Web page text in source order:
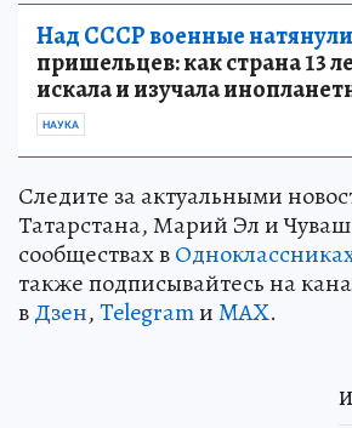
Над СССР военные натянули
пришельцев: как страна 13
искала и изучала
НАУКА
Следите за актуальными
Татарстана, Марий Эл и
сообществах в
также подписывайтесь на
вДзен,TelegramиMAX.